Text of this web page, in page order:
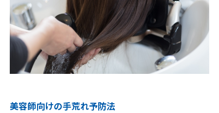
美容師向けの手荒れ予防法